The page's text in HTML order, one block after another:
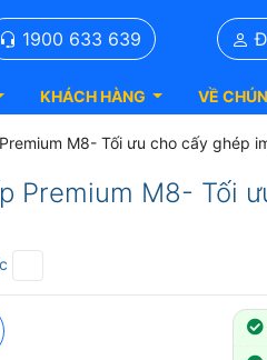
1900 633 639
KHÁCH HÀNG VỀ
M8- Tối ưu cho cấy ghép
Premium M8- Tối